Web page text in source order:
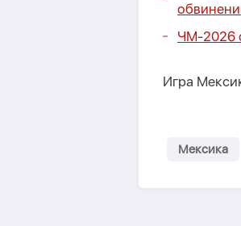
ЧМ-2026
Игра
Мексика